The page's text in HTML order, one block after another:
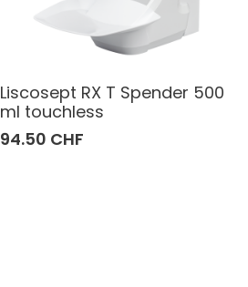
Liscosept RX T Spender 500
ml touchless
94.50 CHF